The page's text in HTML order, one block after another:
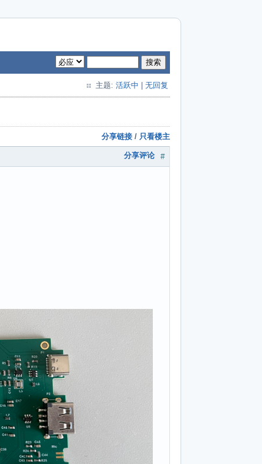
搜索
主题: 活跃中 无回复
分享链接 / 只看楼主
#
分享评论